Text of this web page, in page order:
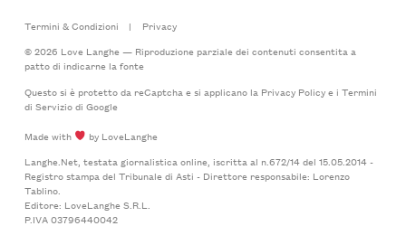
Termini & Condizioni |
Privacy
© 2026 Love Langhe — Riproduzione parziale dei contenuti consentita a
patto di indicarne la fonte
Questo si è protetto da reCaptcha e si applicano la Privacy Policye i Termini
di Serviziodi Google
Made with
by LoveLanghe
Langhe.Net, testata giornalistica online, iscritta al n.672/14 del 15.05.2014 -
Registro stampa del Tribunale di Asti - Direttore responsabile: Lorenzo
Tablino.
Editore: LoveLanghe S.R.L.
P.IVA 03796440042